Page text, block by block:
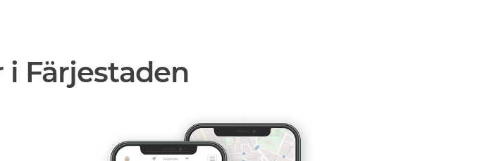
Färjestaden